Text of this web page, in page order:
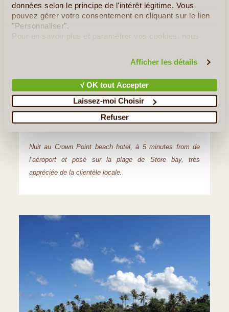
données selon le principe de l'intérêt légitime. Vous
pouvez gérer votre consentement en cliquant sur le lien
"Personnaliser".
Pour en savoir plus et paramétrer vos cookies, nous
Afficher les détails
√ OK tout Accepter
Laissez-moi Choisir
Refuser
©
Jour 8 : Cap sur Tobago!
Tobago. 25 minute de vol seulement.
En chemin, vous passerez par la fameuse plage de
Maracas bay, la plage favorite des habitants dePort of
Spain.
Nuit au Crown Point beach hotel, à 5 minutes from de
l’aéroport et posé sur la plage de Store bay, très
appréciée de la clientèle locale.